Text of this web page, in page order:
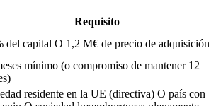
Requisito
del capital O 1,2 M€ de precio de adquisición
mínimo (o compromiso de mantener 12
residente en la UE (directiva) O país con